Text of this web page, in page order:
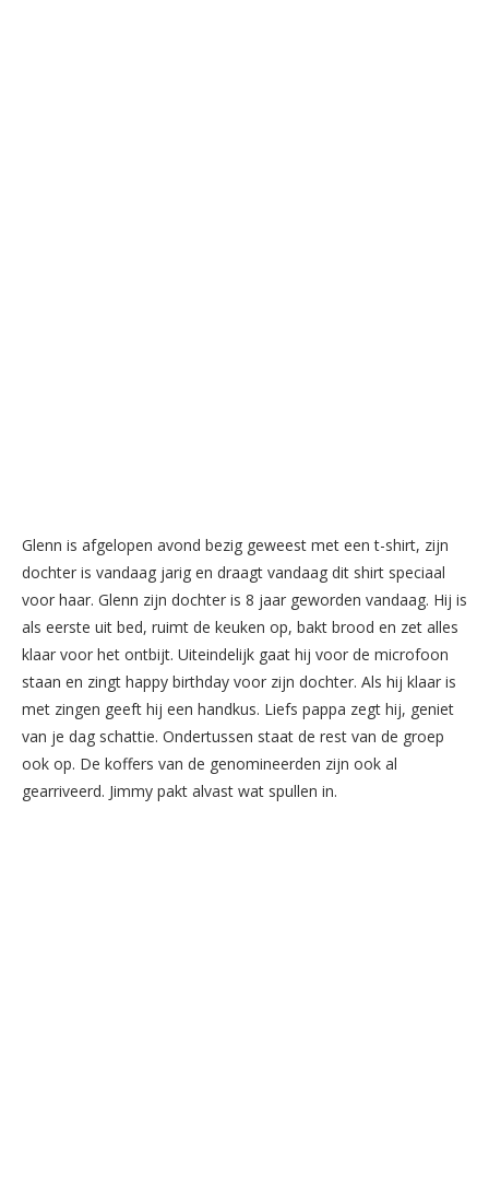
Glenn is afgelopen avond bezig geweest met een t-shirt, zijn
dochter is vandaag jarig en draagt vandaag dit shirt speciaal
voor haar. Glenn zijn dochter is 8 jaar geworden vandaag. Hij is
als eerste uit bed, ruimt de keuken op, bakt brood en zet alles
klaar voor het ontbijt. Uiteindelijk gaat hij voor de microfoon
staan en zingt happy birthday voor zijn dochter. Als hij klaar is
met zingen geeft hij een handkus. Liefs pappa zegt hij, geniet
van je dag schattie. Ondertussen staat de rest van de groep
ook op. De koffers van de genomineerden zijn ook al
gearriveerd. Jimmy pakt alvast wat spullen in.